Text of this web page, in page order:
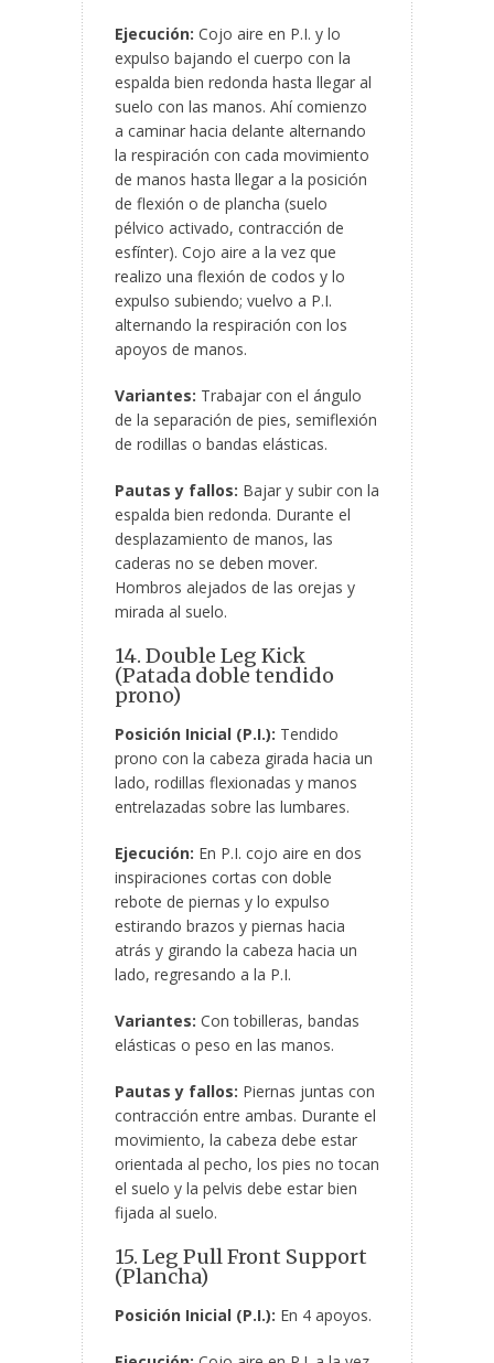
Ejecución: Cojo aire en P.I. y lo
expulso bajando el cuerpo con la
espalda bien redonda hasta llegar al
suelo con las manos. Ahí comienzo
a caminar hacia delante alternando
la respiración con cada movimiento
de manos hasta llegar a la posición
de flexión o de plancha (suelo
pélvico activado, contracción de
esfínter). Cojo aire a la vez que
realizo una flexión de codos y lo
expulso subiendo; vuelvo a P.I.
alternando la respiración con los
apoyos de manos.
Variantes: Trabajar con el ángulo
de la separación de pies, semiflexión
de rodillas o bandas elásticas.
Pautas y fallos: Bajar y subir con la
espalda bien redonda. Durante el
desplazamiento de manos, las
caderas no se deben mover.
Hombros alejados de las orejas y
mirada al suelo.
14. Double Leg Kick
(Patada doble tendido
prono)
Posición Inicial (P.I.): Tendido
prono con la cabeza girada hacia un
lado, rodillas flexionadas y manos
entrelazadas sobre las lumbares.
Ejecución: En P.I. cojo aire en dos
inspiraciones cortas con doble
rebote de piernas y lo expulso
estirando brazos y piernas hacia
atrás y girando la cabeza hacia un
lado, regresando a la P.I.
Variantes: Con tobilleras, bandas
elásticas o peso en las manos.
Pautas y fallos: Piernas juntas con
contracción entre ambas. Durante el
movimiento, la cabeza debe estar
orientada al pecho, los pies no tocan
el suelo y la pelvis debe estar bien
fijada al suelo.
15. Leg Pull Front Support
(Plancha)
Posición Inicial (P.I.): En 4 apoyos.